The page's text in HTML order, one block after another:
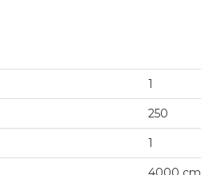
1
250
1